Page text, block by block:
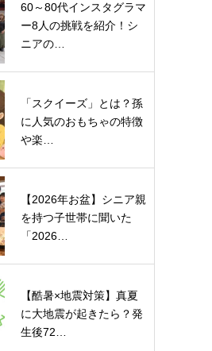
60～80代インスタグラマ
ー8人の挑戦を紹介！シ
ニアの…
「スクイーズ」とは？孫
に人気のおもちゃの特徴
や楽…
【2026年お盆】シニア親
を持つ子世帯に聞いた
「2026…
【酷暑×地震対策】真夏
に大地震が起きたら？発
生後72…